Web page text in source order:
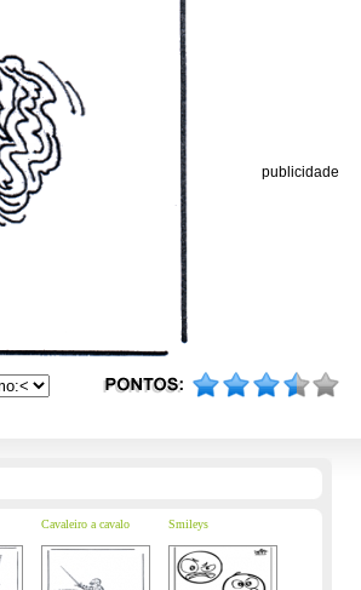
publicidade
Cavaleiro a cavalo Smileys